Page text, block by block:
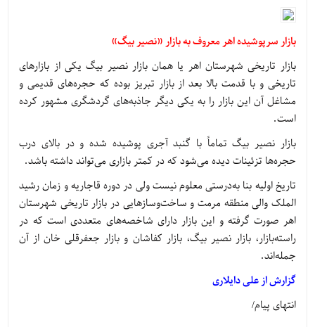
بازار سرپوشیده اهر معروف به بازار «نصیر بیگ»
بازار تاریخی شهرستان اهر یا همان بازار نصیر بیگ یکی از بازارهای
تاریخی و با قدمت بالا بعد از بازار تبریز بوده که حجره‌های قدیمی و
مشاغل آن این بازار را به یکی دیگر جاذبه‌های گردشگری مشهور کرده
است.
بازار نصیر بیگ تماماً با گنبد آجری پوشیده شده و در بالای درب
حجره‌ها تزئینات دیده می‌شود که در کمتر بازاری می‌تواند داشته باشد.
تاریخ اولیه بنا به‌درستی معلوم نیست ولی در دوره قاجاریه و زمان رشید
الملک والی منطقه مرمت و ساخت‌وسازهایی در بازار تاریخی شهرستان
اهر صورت گرفته و این بازار دارای شاخصه‌های متعددی است که در
راسته‌بازار، بازار نصیر بیگ، بازار کفاشان و بازار جعفرقلی خان از آن
جمله‌اند.
گزارش از علی دایلاری
انتهای پیام/